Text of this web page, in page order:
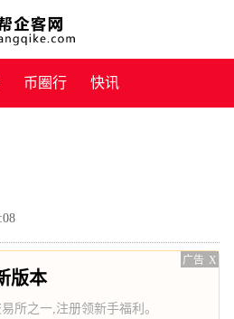
币圈行 快讯
广告 X
版本
所之一,注册领新手福利。